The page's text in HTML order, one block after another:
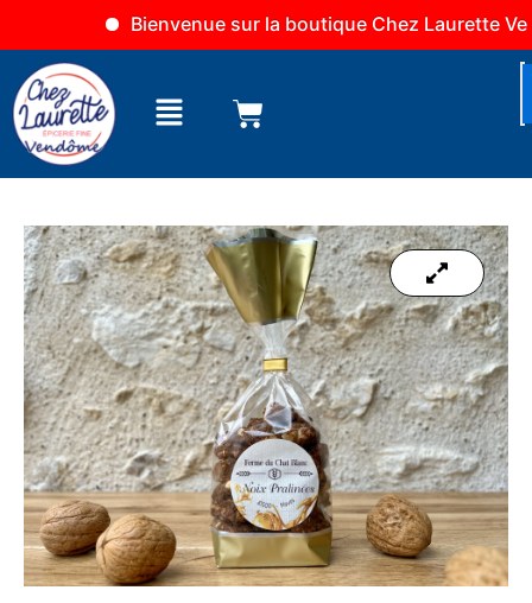
Bienvenue sur la boutique Chez Laurette
contenu
Menu